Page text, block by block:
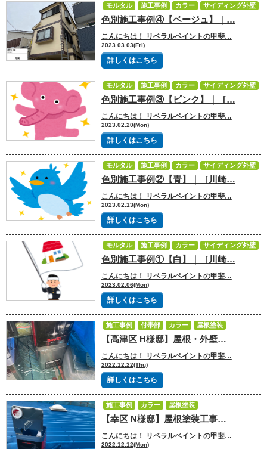
色別施工事例④【ベージュ】｜…
こんにちは！ リベラルペイントの甲斐…
2023.03.03(Fri)
詳しくはこちら
モルタル 施工事例 カラー
サイディング外壁
外壁塗装
色別施工事例③【ピンク】｜［…
こんにちは！ リベラルペイントの甲斐…
2023.02.20(Mon)
詳しくはこちら
モルタル 施工事例 カラー
サイディング外壁
外壁塗装
色別施工事例②【青】｜［川崎…
こんにちは！ リベラルペイントの甲斐…
2023.02.13(Mon)
詳しくはこちら
モルタル 施工事例 カラー
サイディング外壁
外壁塗装
色別施工事例①【白】｜［川崎…
こんにちは！ リベラルペイントの甲斐…
2023.02.06(Mon)
詳しくはこちら
モルタル 施工事例 カラー
サイディング外壁
外壁塗装
【高津区 H様邸】屋根・外壁…
こんにちは！ リベラルペイントの甲斐…
2022.12.22(Thu)
詳しくはこちら
施工事例 付帯部 カラー
屋根塗装
外壁塗装
【幸区 N様邸】屋根塗装工事…
こんにちは！ リベラルペイントの甲斐…
2022.12.12(Mon)
施工事例 カラー 屋根塗装